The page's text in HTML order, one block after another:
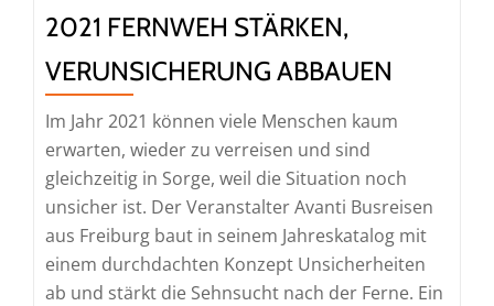
2021 FERNWEH STÄRKEN,
VERUNSICHERUNG ABBAUEN
Im Jahr 2021 können viele Menschen kaum
erwarten, wieder zu verreisen und sind
gleichzeitig in Sorge, weil die Situation noch
unsicher ist. Der Veranstalter Avanti Busreisen
aus Freiburg baut in seinem Jahreskatalog mit
einem durchdachten Konzept Unsicherheiten
ab und stärkt die Sehnsucht nach der Ferne. Ein